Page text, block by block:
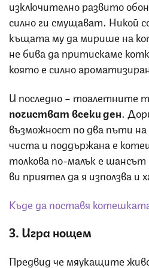
изключително развито
силно ги смущават. Никой
къщата му да мирише на
не бива да притискаме
която е силно
И последно – тоалетните
почистват всеки ден.
възможност по два пъти
чиста и поддържана е
толкова по-малък е
ви приятел да я използва и
Къде да поставя
3. Игра нощем
Предвид че мяукащите